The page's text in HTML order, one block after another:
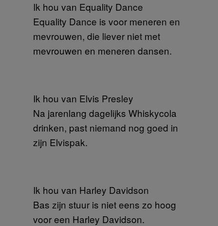
Ik hou van Equality Dance
Equality Dance is voor meneren en
mevrouwen, die liever niet met
mevrouwen en meneren dansen.
Ik hou van Elvis Presley
Na jarenlang dagelijks Whiskycola
drinken, past niemand nog goed in
zijn Elvispak.
Ik hou van Harley Davidson
Bas zijn stuur is niet eens zo hoog
voor een Harley Davidson.